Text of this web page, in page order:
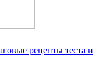
рецепты теста и